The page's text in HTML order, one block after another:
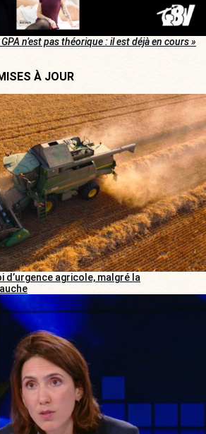
n’est pas théorique : il est déjà en cours »
À JOUR
d’urgence agricole, malgré la